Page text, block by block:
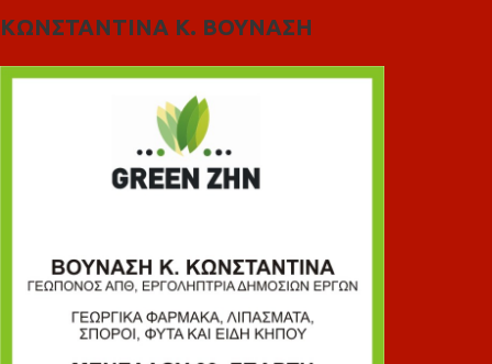
ΚΩΝΣΤΑΝΤΙΝΑ Κ. ΒΟΥΝΑΣΗ